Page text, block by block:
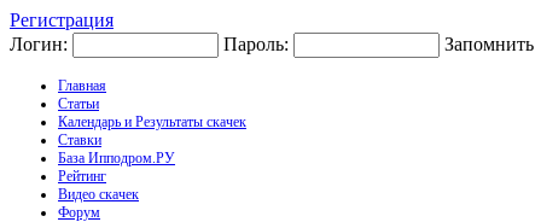
Регистрация
Логин:
Пароль: Запомнить
Главная
Статьи
Календарь и Результаты скачек
Ставки
База Ипподром.РУ
Рейтинг
Видео скачек
Форум